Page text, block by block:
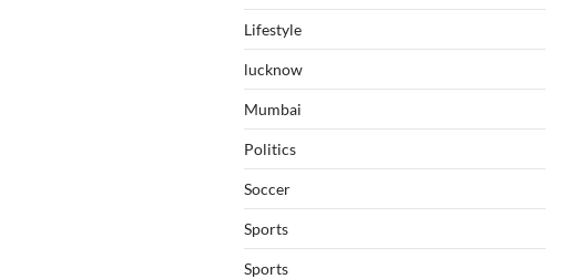
Lifestyle
lucknow
Mumbai
Politics
Soccer
Sports
Sports